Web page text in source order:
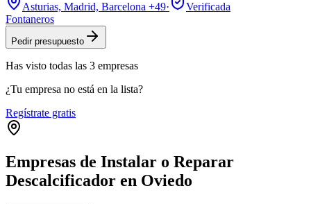
Asturias, Madrid, Barcelona +49·
Verificada
Fontaneros
Pedir presupuesto
Has visto todas las 3 empresas
¿Tu empresa no está en la lista?
Regístrate gratis
Empresas de Instalar o Reparar
Descalcificador en Oviedo